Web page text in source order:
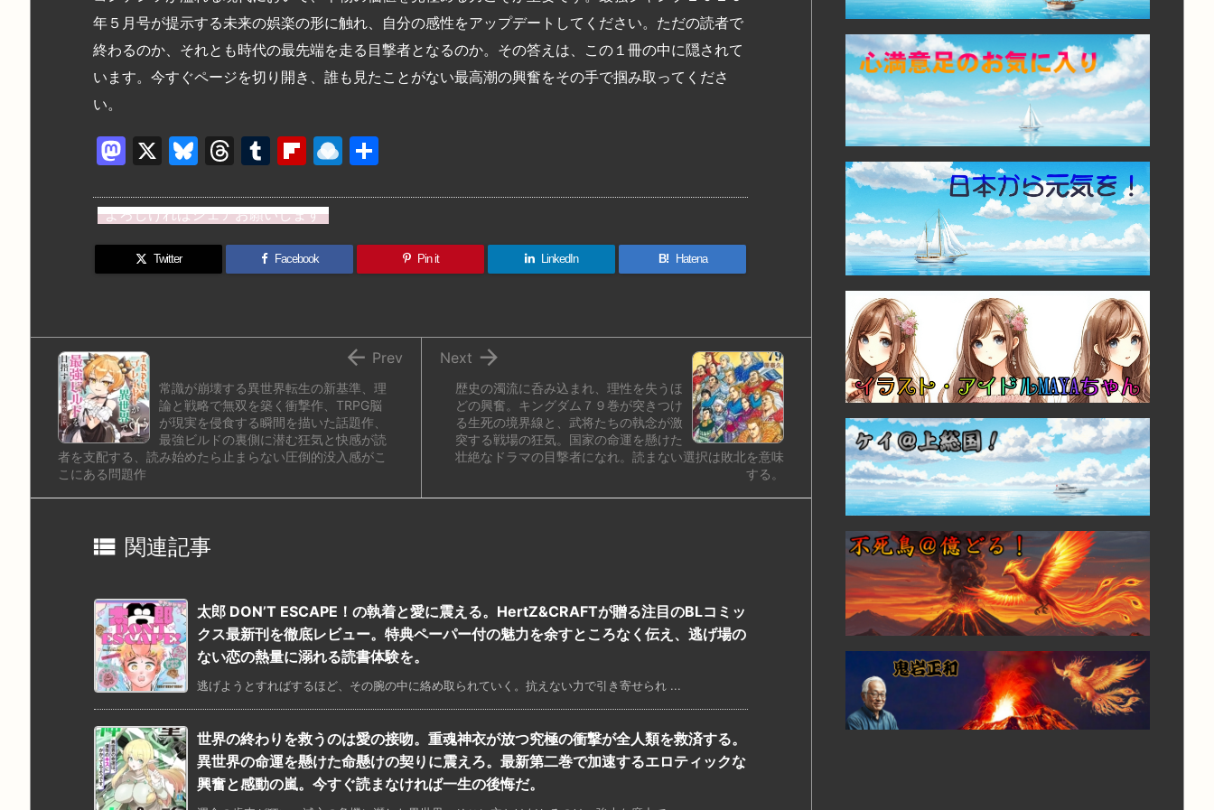
年５月号が提示する未来の娯楽の形に触れ、自分の感性をアップデートしてください。ただの読者で
終わるのか、それとも時代の最先端を走る目撃者となるのか。その答えは、この１冊の中に隠されて
います。今すぐページを切り開き、誰も見たことがない最高潮の興奮をその手で掴み取ってくださ
い。
M
st
o
d
X
Bl
e
s
k
T
e
a
d
T
m
bl
r
Fl
b
o
ar
R
n
dr
o
よろしければシェアお願いします
Twitter Facebook Pin it LinkedIn B! Hatena
歴史の濁流に呑み込まれ、理性を失うほ
どの興奮。キングダム７９巻が突きつけ
る生死の境界線と、武将たちの執念が激
突する戦場の狂気。国家の命運を懸けた
壮絶なドラマの目撃者になれ。読まない選択は敗北を意味
する。

Next
常識が崩壊する異世界転生の新基準、理
論と戦略で無双を築く衝撃作、TRPG脳
が現実を侵食する瞬間を描いた話題作、
最強ビルドの裏側に潜む狂気と快感が読
者を支配する、読み始めたら止まらない圧倒的没入感がこ
こにある問題作
 Prev
 関連記事
太郎 DON’T ESCAPE！の執着と愛に震える。HertZ&CRAFTが贈る注目のBLコミッ
クス最新刊を徹底レビュー。特典ペーパー付の魅力を余すところなく伝え、逃げ場の
ない恋の熱量に溺れる読書体験を。
逃げようとすればするほど、その腕の中に絡め取られていく。抗えない力で引き寄せられ ...
世界の終わりを救うのは愛の接吻。重魂神衣が放つ究極の衝撃が全人類を救済する。
異世界の命運を懸けた命懸けの契りに震えろ。最新第二巻で加速するエロティックな
興奮と感動の嵐。今すぐ読まなければ一生の後悔だ。